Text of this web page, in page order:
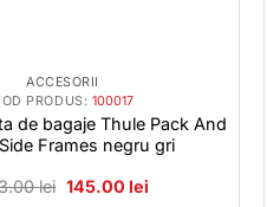
ACCESORII
PRODUS: 100017
de bagaje Thule Pack And
Frames negru gri
lei Prețul
145.00 leiPrețul